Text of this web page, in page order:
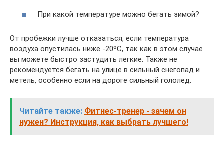
При какой температуре можно бегать зимой?
От пробежки лучше отказаться, если температура
воздуха опустилась ниже -20ºС, так как в этом случае
вы можете быстро застудить легкие. Также не
рекомендуется бегать на улице в сильный снегопад и
метель, особенно если на дороге сильный гололед.
Читайте также: Фитнес-тренер - зачем он
нужен? Инструкция, как выбрать лучшего!